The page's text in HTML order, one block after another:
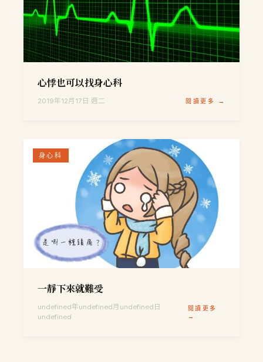
心悸也可以找身心科
2019年12月17日 週二 閱讀更多 →
身心科
一靜下來就難受
undefined年undefined月undefined日
undefined
閱讀更多
→